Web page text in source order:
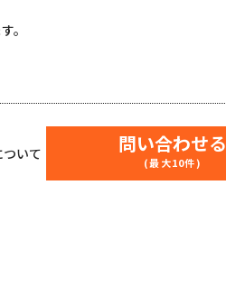
。
いて 問い合わせる
(最大10件)